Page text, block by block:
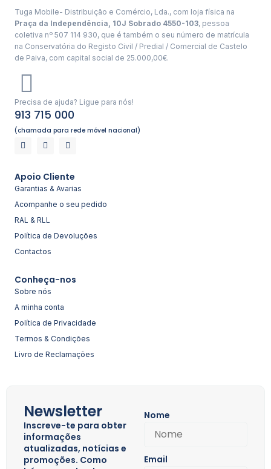
Tuga Mobile- Distribuição e Comércio, Lda., com loja física na
Praça da Independência, 10J Sobrado 4550-103, pessoa
coletiva nº 507 114 930, que é também o seu número de matrícula
na Conservatória do Registo Civil / Predial / Comercial de Castelo
de Paiva, com capital social de 25.000,00€.
Precisa de ajuda? Ligue para nós!
913 715 000
(chamada para rede móvel nacional)
Apoio Cliente
Garantias & Avarias
Acompanhe o seu pedido
RAL & RLL
Política de Devoluções
Contactos
Conheça-nos
Sobre nós
A minha conta
Política de Privacidade
Termos & Condições
Livro de Reclamações
Newsletter
Inscreve-te para obter
informações
atualizadas, notícias e
promoções. Como
Nome
Email